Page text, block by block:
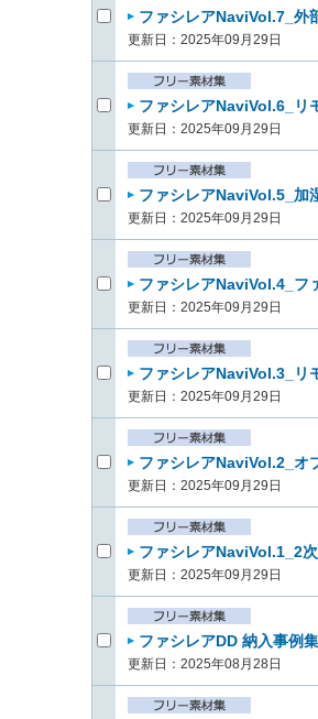
ファシレアNaviVol.7_外
更新日：2025年09月29日
ファシレアNaviVol.6_リ
更新日：2025年09月29日
ファシレアNaviVol.5_加
更新日：2025年09月29日
ファシレアNaviVol.4_フ
更新日：2025年09月29日
ファシレアNaviVol.3_リ
更新日：2025年09月29日
ファシレアNaviVol.2_オ
更新日：2025年09月29日
ファシレアNaviVol.1_2
更新日：2025年09月29日
ファシレアDD 納入事例
更新日：2025年08月28日